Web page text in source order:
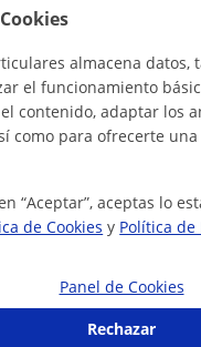
saber más de
Datos
★★★★★3
Eloy
almacena datos,
el funcionamiento
contenido, adaptar los
como para ofrecerte
“Aceptar”, aceptas lo
de Cookies y Política de
Panel de Cookies
Rechazar